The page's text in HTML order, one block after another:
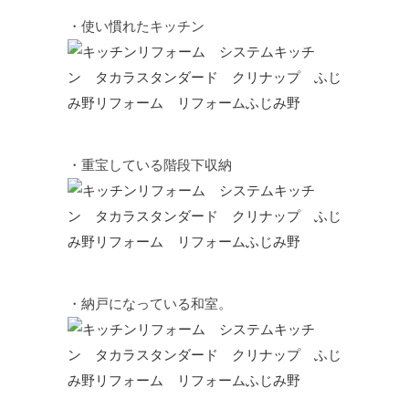
・使い慣れたキッチン
・重宝している階段下収納
・納戸になっている和室。